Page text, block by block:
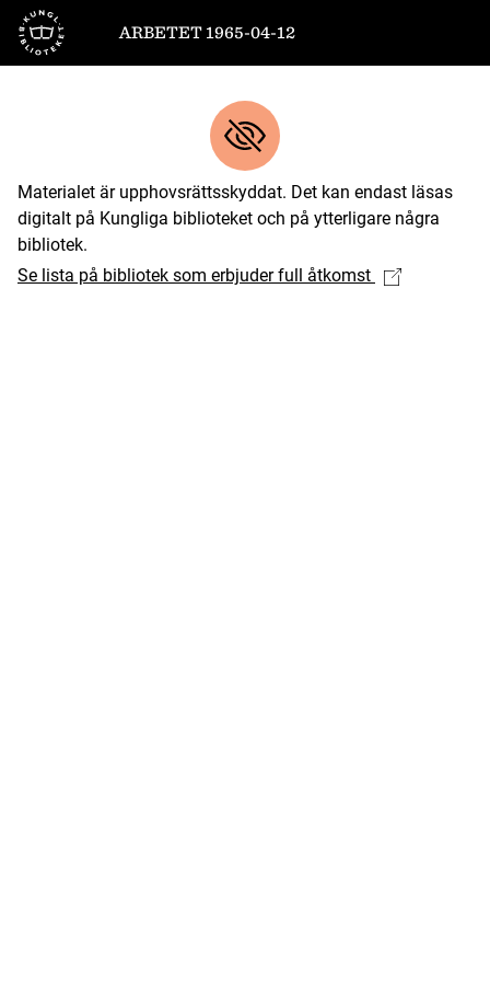
Till startsidan
ARBETET 1965-04-12
Materialet är upphovsrättsskyddat. Det kan endast läsas
digitalt på Kungliga biblioteket och på ytterligare några
bibliotek.
Se lista på bibliotek som erbjuder full åtkomst